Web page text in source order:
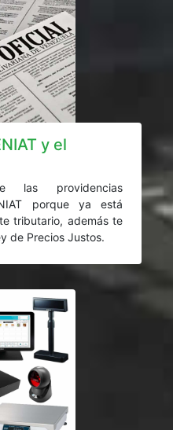
y el
las providencias
porque ya está
tributario, además te
de Precios Justos.